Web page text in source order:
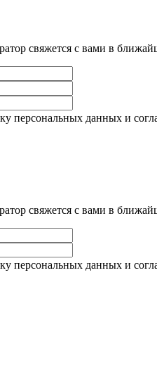
свяжется с вами в
персональных данных и
свяжется с вами в
персональных данных и